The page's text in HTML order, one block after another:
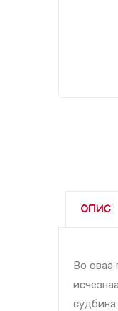
ОПИС
Во оваа